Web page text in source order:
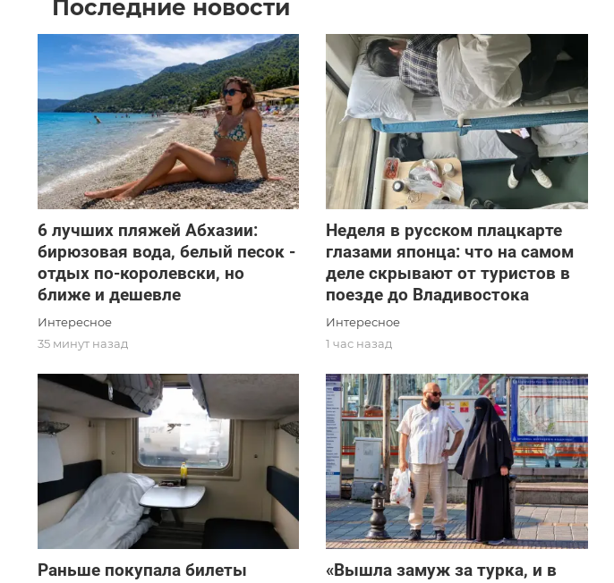
Последние новости
6 лучших пляжей Абхазии:
бирюзовая вода, белый песок -
отдых по-королевски, но
ближе и дешевле
Интересное
35 минут назад
Неделя в русском плацкарте
глазами японца: что на самом
деле скрывают от туристов в
поезде до Владивостока
Интересное
1 час назад
Раньше покупала билеты
«Вышла замуж за турка, и в